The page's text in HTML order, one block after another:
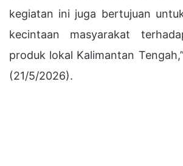
kegiatan ini juga bertujuan
kecintaan masyarakat
produk lokal Kalimantan
(21/5/2026).